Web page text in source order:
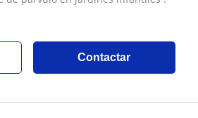
Contactar